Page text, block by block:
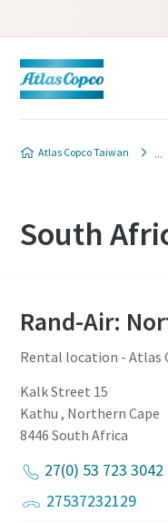
Atlas Copco Taiwan
South
Rand-Air:
Rental location - Atlas
Kalk Street 15
Kathu , Northern Cape
8446 South Africa
27(0) 53 723 3042
27537232129